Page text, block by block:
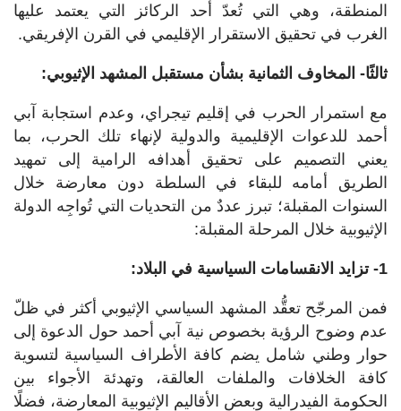
المنطقة، وهي التي تُعدّ أحد الركائز التي يعتمد عليها
الغرب في تحقيق الاستقرار الإقليمي في القرن الإفريقي.
ثالثًا- المخاوف الثمانية بشأن مستقبل المشهد الإثيوبي:
مع استمرار الحرب في إقليم تيجراي، وعدم استجابة آبي
أحمد للدعوات الإقليمية والدولية لإنهاء تلك الحرب، بما
يعني التصميم على تحقيق أهدافه الرامية إلى تمهيد
الطريق أمامه للبقاء في السلطة دون معارضة خلال
السنوات المقبلة؛ تبرز عددٌ من التحديات التي تُواجِه الدولة
الإثيوبية خلال المرحلة المقبلة:
1- تزايد الانقسامات السياسية في البلاد:
فمن المرجّح تعقُّد المشهد السياسي الإثيوبي أكثر في ظلّ
عدم وضوح الرؤية بخصوص نية آبي أحمد حول الدعوة إلى
حوار وطني شامل يضم كافة الأطراف السياسية لتسوية
كافة الخلافات والملفات العالقة، وتهدئة الأجواء بين
الحكومة الفيدرالية وبعض الأقاليم الإثيوبية المعارضة، فضلًا